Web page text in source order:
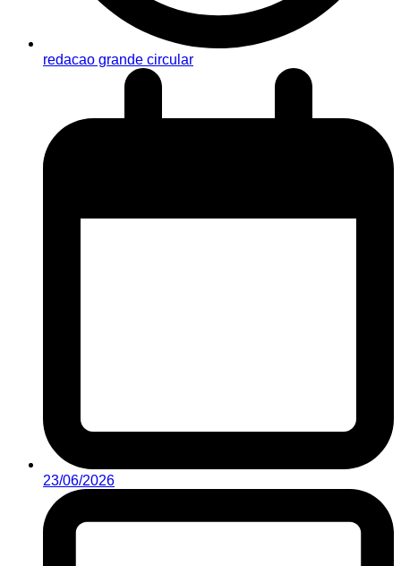
redacao grande circular
23/06/2026